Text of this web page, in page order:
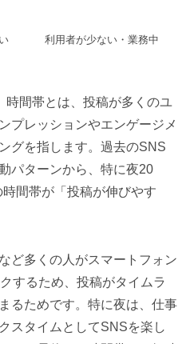
利用者が少ない・業務中
時間帯とは、投稿が多くのユ
プレッションやエンゲージメ
グを指します。過去のSNS
パターンから、特に夜20
間帯が「投稿が伸びやす
ど多くの人がスマートフォン
するため、投稿がタイムラ
るためです。特に夜は、仕事
スタイムとしてSNSを楽し